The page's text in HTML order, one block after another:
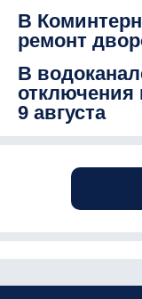
В
ремонт
В
9 августа